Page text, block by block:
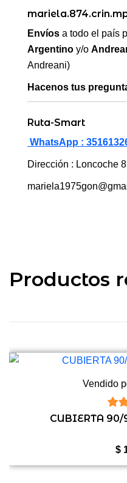
Envíos a todo el país
Argentino y/o
Andreani)
Hacenos tus
Ruta-Smart
WhatsApp :
Dirección : Loncoche
Productos
Vendido
CUBIERTA 90/
$